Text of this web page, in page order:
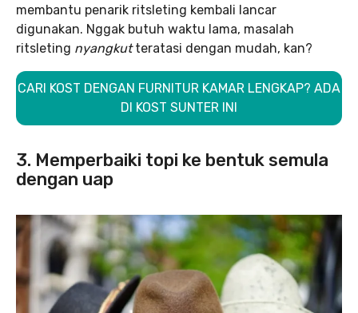
membantu penarik ritsleting kembali lancar
digunakan. Nggak butuh waktu lama, masalah
ritsleting nyangkutteratasi dengan mudah, kan?
CARI KOST DENGAN FURNITUR KAMAR LENGKAP? ADA
DI KOST SUNTER INI
3. Memperbaiki topi ke bentuk semula
dengan uap